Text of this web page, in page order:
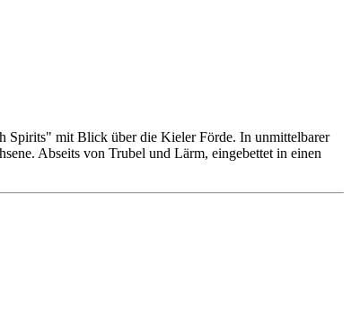
Spirits" mit Blick über die Kieler Förde. In unmittelbarer
Abseits von Trubel und Lärm, eingebettet in einen